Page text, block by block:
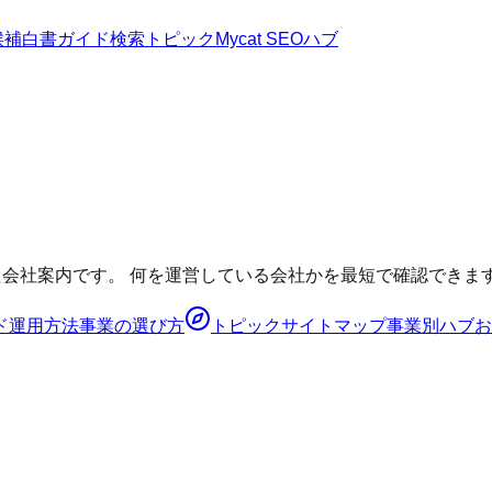
補白書ガイド検索トピック Mycat SEOハブ
社案内です。 何を運営している会社かを最短で確認できま
運用方法事業の選び方 トピックサイトマップ事業別ハブ